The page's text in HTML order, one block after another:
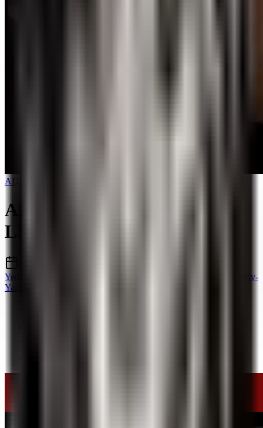
ADHD Productions
ADHD AUDITIONS 001 /
LIVE DJ FILMING
Yedidya Frenkel 33 · HaRav Yizkhak Yedidya Frenkel 33, Tel Aviv-
Yafo, Israel